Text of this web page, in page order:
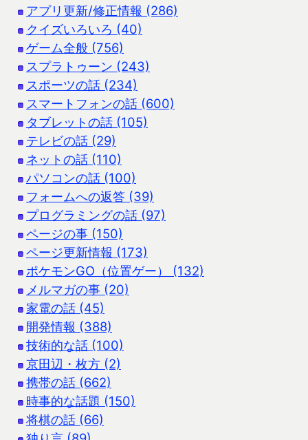
アプリ更新/修正情報 (286)
クイズいろいろ (40)
ゲーム全般 (756)
スプラトゥーン (243)
スポーツの話 (234)
スマートフォンの話 (600)
タブレットの話 (105)
テレビの話 (29)
ネットの話 (110)
パソコンの話 (100)
フォームへの返答 (39)
プログラミングの話 (97)
ページの事 (150)
ページ更新情報 (173)
ポケモンGO（位置ゲー） (132)
メルマガの事 (20)
家電の話 (45)
開発情報 (388)
技術的な話 (100)
京田辺・枚方 (2)
携帯の話 (662)
時事的な話題 (150)
将棋の話 (66)